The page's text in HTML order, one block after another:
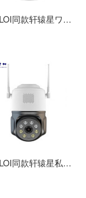
MZPLOI同款轩辕星ワイヤレス防犯カメラインテリジェント雲台ビデオカメラHD摇头机wifi監視防犯カメラ带雲台 T13
MZPLOI同款轩辕星私模wifi版长电球机 ワイヤレスHDインターネット头360パノラマAIインテリジェント T30C